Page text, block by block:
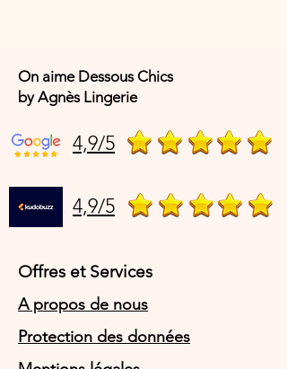
On aime Dessous Chics
by Agnès Lingerie
4,9/5
4,9/5
Offres et Services
A propos de nous
Protection des données